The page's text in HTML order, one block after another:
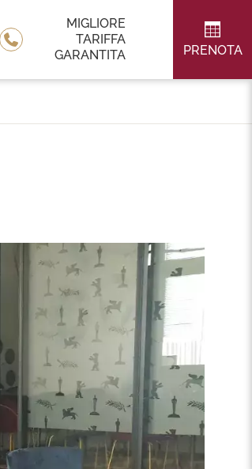
MIGLIORE
TARIFFA
GARANTITA
PRENOTA